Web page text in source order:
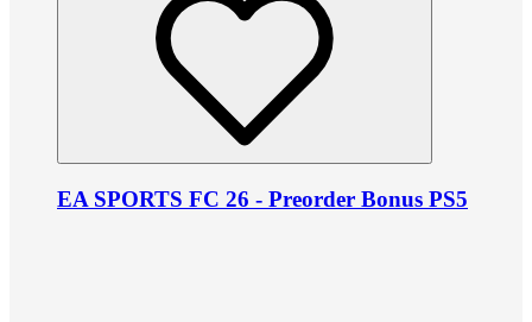
EA SPORTS FC 26 - Preorder Bonus PS5